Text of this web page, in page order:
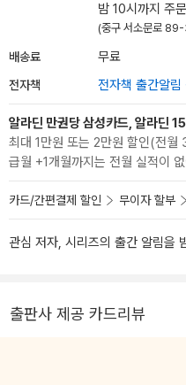
밤 10시까지 주
(중구 서소문로
배송료 무료
전자책 전자책 출간알림
알라딘 만권당 삼성카드, 알라딘
최대 1만원 또는 2만원 할인(전
급월 +1개월까지는 전월 실적이
카드/간편결제 할인 무이자 할부
관심 저자, 시리즈의 출간 알림을
출판사 제공 카드리뷰